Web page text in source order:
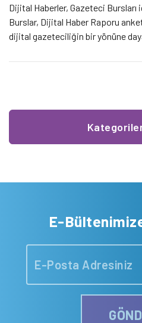
Dijital Haberler, Gazeteci Bursları
Burslar, Dijital Haber Raporu
dijital gazeteciliğin bir yönüne
endüstriyel etkiler üzerine
E-